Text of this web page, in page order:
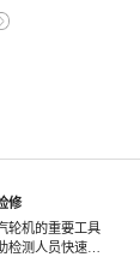
修
轮机的重要工具
测人员快速检